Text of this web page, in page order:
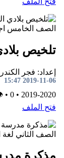
الصف الخامس
تلخيص
إعداد: فجر
2019-11-06 15:47
2019-2020
•
0
•
فتح الملف
الصف الثاني لغة